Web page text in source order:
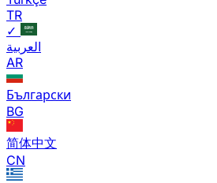
TR
✓
العربية
AR
Български
BG
简体中文
CN